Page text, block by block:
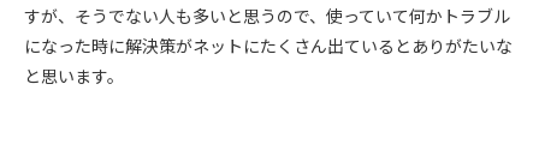
すが、そうでない人も多いと思うので、使っていて何かトラブル
になった時に解決策がネットにたくさん出ているとありがたいな
と思います。